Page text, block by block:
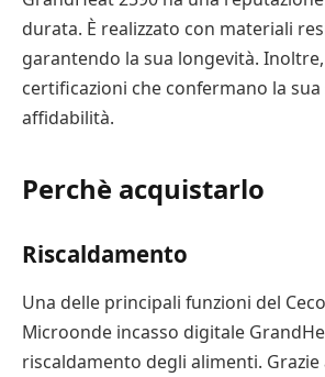
durata. È realizzato con materiali
garantendo la sua longevità.
certificazioni che confermano la sua
affidabilità.
Perchè acquistarlo
Riscaldamento
Una delle principali funzioni del
Microonde incasso digitale
riscaldamento degli alimenti. Grazie